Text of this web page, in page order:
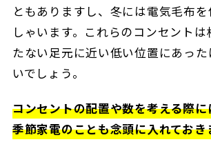
ともありますし、冬には電気毛布
しゃいます。これらのコンセント
たない足元に近い低い位置にあっ
いでしょう。
コンセントの配置や数を考える際
季節家電のことも念頭に入れておき